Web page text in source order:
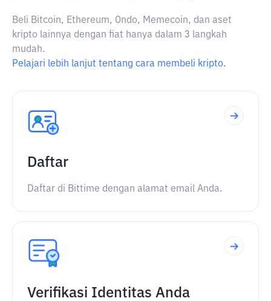
Beli Bitcoin, Ethereum, Ondo, Memecoin, dan aset
kripto lainnya dengan fiat hanya dalam 3 langkah
mudah.
Pelajari lebih lanjut tentang cara membeli kripto.
Daftar
Daftar di Bittime dengan alamat email Anda.
Verifikasi Identitas Anda